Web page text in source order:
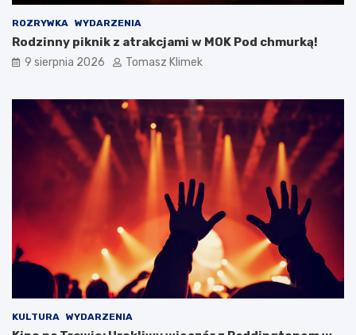
ROZRYWKA WYDARZENIA
Rodzinny piknik z atrakcjami w MOK Pod chmurką!
9 sierpnia 2026 Tomasz Klimek
KULTURA WYDARZENIA